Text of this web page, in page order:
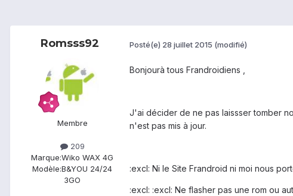
Romsss92
Membre
209
Marque:Wiko WAX 4G
Modèle:B&YOU 24/24
3GO
Posté(e) 28 juillet 2015 (modifié)
Bonjourà tous Frandroidiens ,
J'ai décider de ne pas laissser tomber
n'est pas mis à jour.
:excl: Ni le Site Frandroid ni moi nous
:excl: :excl: Ne flasher pas une rom ou